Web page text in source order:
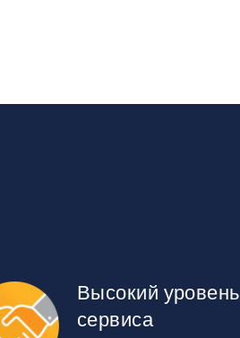
Высокий уровень
сервиса